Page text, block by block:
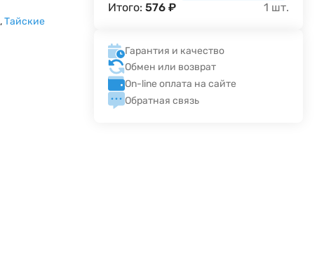
,Тайские
Итого:576 ₽ 1 шт.
Гарантия и качество
Обмен или возврат
On-line оплата на сайте
Обратная связь